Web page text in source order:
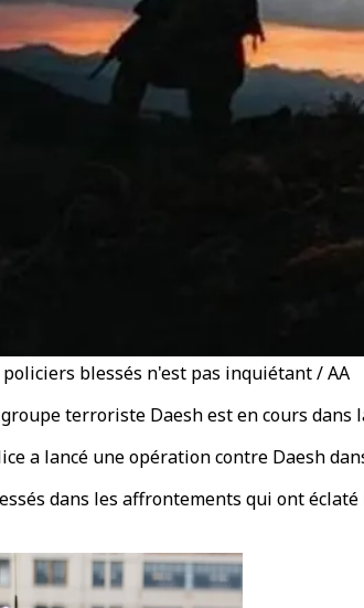
policiers blessés n'est pas inquiétant / AA
terroriste Daesh est en cours dans
a lancé une opération contre Daesh
dans les affrontements qui ont éclaté